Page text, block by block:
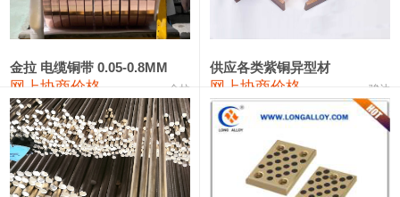
R410A专用紫铜管 113,700—113,700
铸造铝合金锭(A380） 26,300—26,500 26,400 100
铝合金ADC12 24,200—24,400 100
铸造铝合金锭(ZL102) 24,300—24,500 24,400
金拉 电缆铜带 0.05-0.8MM
网上协商价格 金拉
供应各类紫铜异型材
网上协商价格 骏达